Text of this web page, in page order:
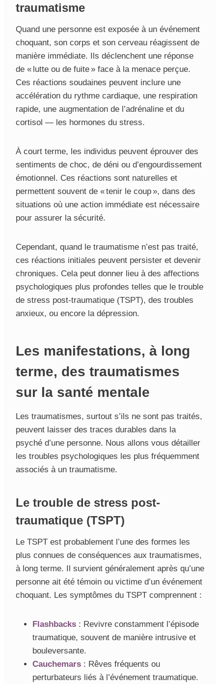
traumatisme
Quand une personne est exposée à un événement
choquant, son corps et son cerveau réagissent de
manière immédiate. Ils déclenchent une réponse
de « lutte ou de fuite » face à la menace perçue.
Ces réactions soudaines peuvent inclure une
accélération du rythme cardiaque, une respiration
rapide, une augmentation de l’adrénaline et du
cortisol — les hormones du stress.
À court terme, les individus peuvent éprouver des
sentiments de choc, de déni ou d’engourdissement
émotionnel. Ces réactions sont naturelles et
permettent souvent de « tenir le coup », dans des
situations où une action immédiate est nécessaire
pour assurer la sécurité.
Cependant, quand le traumatisme n’est pas traité,
ces réactions initiales peuvent persister et devenir
chroniques. Cela peut donner lieu à des affections
psychologiques plus profondes telles que le trouble
de stress post-traumatique (TSPT), des troubles
anxieux, ou encore la dépression.
Les manifestations, à long
terme, des traumatismes
sur la santé mentale
Les traumatismes, surtout s’ils ne sont pas traités,
peuvent laisser des traces durables dans la
psyché d’une personne. Nous allons vous détailler
les troubles psychologiques les plus fréquemment
associés à un traumatisme.
Le trouble de stress post-
traumatique (TSPT)
Le TSPT est probablement l’une des formes les
plus connues de conséquences aux traumatismes,
à long terme. Il survient généralement après qu’une
personne ait été témoin ou victime d’un événement
choquant. Les symptômes du TSPT comprennent :
Flashbacks : Revivre constamment l’épisode
traumatique, souvent de manière intrusive et
bouleversante.
Cauchemars : Rêves fréquents ou
perturbateurs liés à l’événement traumatique.